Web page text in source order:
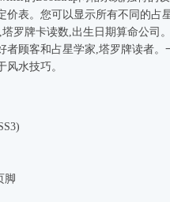
价表。您可以显示所有不同的占
罗牌卡读数,出生日期算命公司
者顾客和占星学家,塔罗牌读者。
风水技巧。
脚